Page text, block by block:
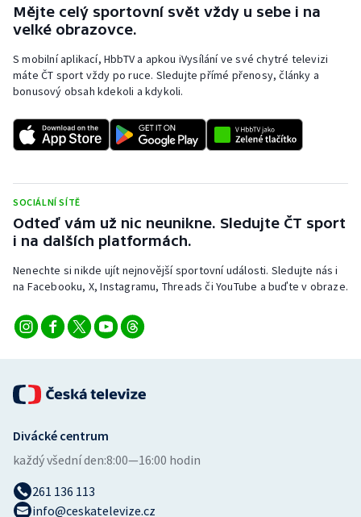
Short track
Stolní tenis
Triatlon
Vodní slalom
Volejbal
Ostatní
Mějte celý sportovní svět vždy u sebe i na
velké obrazovce.
S mobilní aplikací, HbbTV a apkou iVysílání ve své chytré televizi
máte ČT sport vždy po ruce. Sledujte přímé přenosy, články a
bonusový obsah kdekoli a kdykoli.
SOCIÁLNÍ SÍTĚ
Odteď vám už nic neunikne. Sledujte ČT sport
i na dalších platformách.
Nenechte si nikde ujít nejnovější sportovní události. Sledujte nás i
na Facebooku, X, Instagramu, Threads či YouTube a buďte v obraze.
Divácké centrum
každý všední den:8:00—16:00 hodin
261 136 113
info@ceskatelevize.cz